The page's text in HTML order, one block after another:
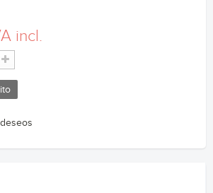
incl.